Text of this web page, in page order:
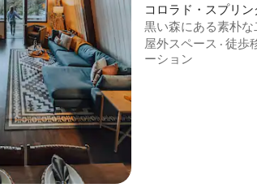
コロラド・スプリン
れ
黒い森にある素朴
屋外スペース · 徒歩
ーション